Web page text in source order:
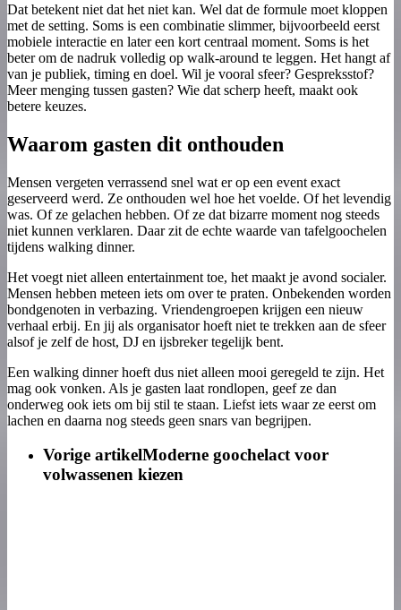
Dat betekent niet dat het niet kan. Wel dat de formule moet kloppen
met de setting. Soms is een combinatie slimmer, bijvoorbeeld eerst
mobiele interactie en later een kort centraal moment. Soms is het
beter om de nadruk volledig op walk-around te leggen. Het hangt af
van je publiek, timing en doel. Wil je vooral sfeer? Gespreksstof?
Meer menging tussen gasten? Wie dat scherp heeft, maakt ook
betere keuzes.
Waarom gasten dit onthouden
Mensen vergeten verrassend snel wat er op een event exact
geserveerd werd. Ze onthouden wel hoe het voelde. Of het levendig
was. Of ze gelachen hebben. Of ze dat bizarre moment nog steeds
niet kunnen verklaren. Daar zit de echte waarde van tafelgoochelen
tijdens walking dinner.
Het voegt niet alleen entertainment toe, het maakt je avond socialer.
Mensen hebben meteen iets om over te praten. Onbekenden worden
bondgenoten in verbazing. Vriendengroepen krijgen een nieuw
verhaal erbij. En jij als organisator hoeft niet te trekken aan de sfeer
alsof je zelf de host, DJ en ijsbreker tegelijk bent.
Een walking dinner hoeft dus niet alleen mooi geregeld te zijn. Het
mag ook vonken. Als je gasten laat rondlopen, geef ze dan
onderweg ook iets om bij stil te staan. Liefst iets waar ze eerst om
lachen en daarna nog steeds geen snars van begrijpen.
Vorige artikelModerne goochelact voor
volwassenen kiezen